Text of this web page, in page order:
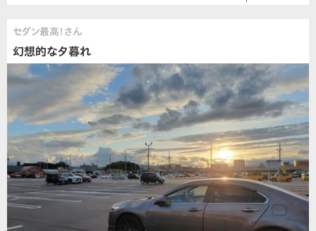
セダン最高！さん
幻想的な夕暮れ